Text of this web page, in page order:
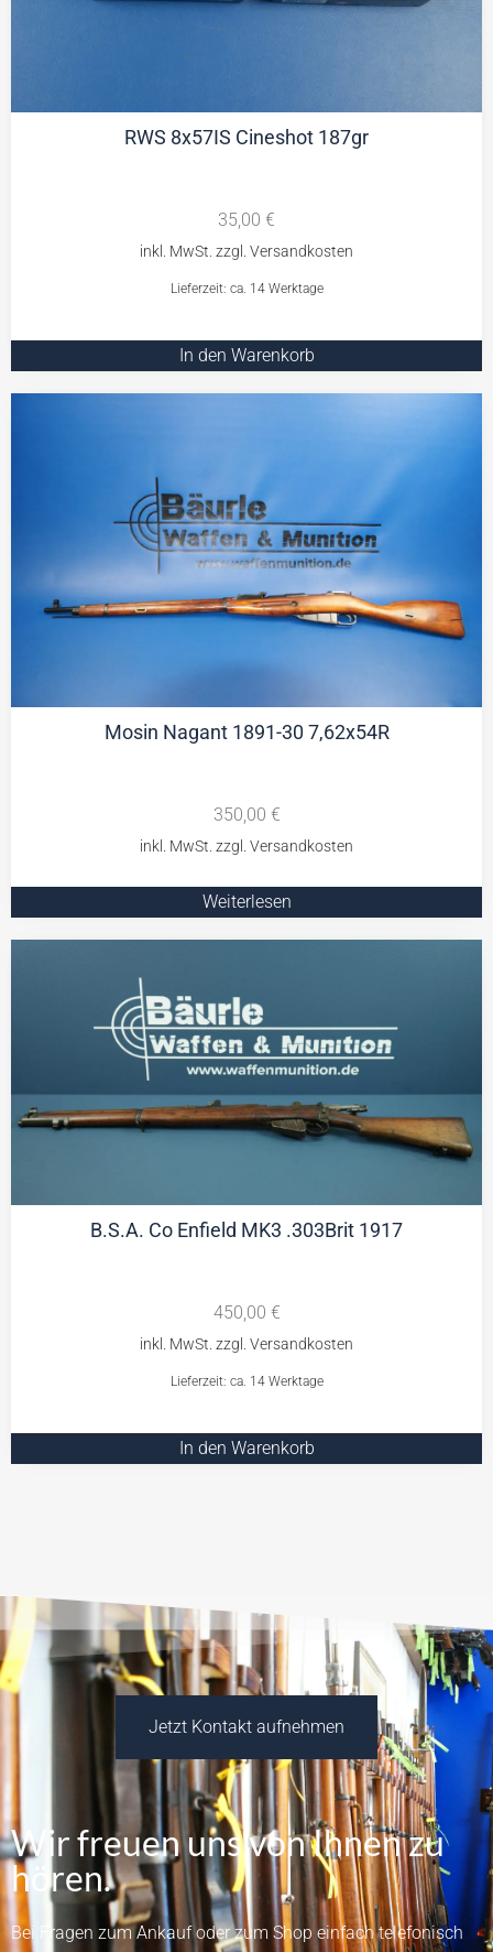
RWS 8x57IS Cineshot 187gr
35,00 €
Lieferzeit: ca. 14 Werktage
In den Warenkorb
Mosin Nagant 1891-30 7,62x54R
350,00 €
Weiterlesen
B.S.A. Co Enfield MK3 .303Brit 1917
450,00 €
Lieferzeit: ca. 14 Werktage
In den Warenkorb
Jetzt Kontakt aufnehmen
Wir freuen uns von Ihnen zu
hören.
Bei Fragen zum Ankauf oder zum Shop einfach telefonisch